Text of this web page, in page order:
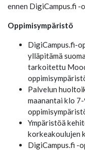
ennen DigiCampus.fi
Oppimisympäristö
DigiCampus.fi-
ylläpitämä
tarkoitettu
Palvelun
maanantai klo
Ympäristöä
korkeakoulujen
DigiCampus.fi -